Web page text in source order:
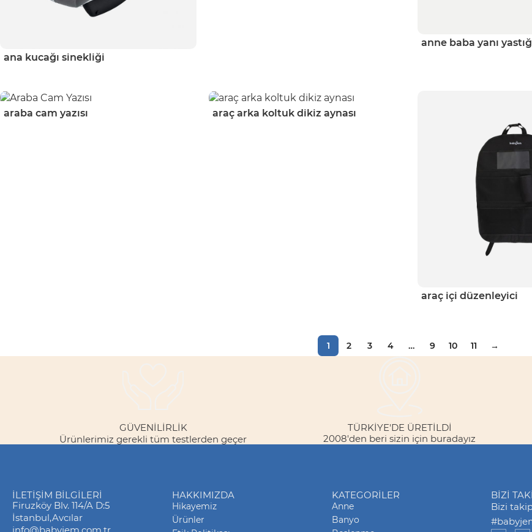
ana kucağı sinekliği
anne baba yanı
araba cam yazısı araç arka koltuk dikiz aynası
araç içi düzenleyici
1 2 3 4 … 9 10 11 →
GÜVENILIRLIK
Ürünlerimiz gerekli tüm testlerden geçer
TÜRKİYE'DE ÜRETİLDİ
2008'den beri sizin için buradayız
İLETIŞIM BILGILERI
Firuzköy Blv. 114/A D:5
İstanbul,Avcılar
HAKKIMIZDA
Hikayemiz
Ürünler
KATEGORILER
Anne
Banyo
BİZİ
Bizi